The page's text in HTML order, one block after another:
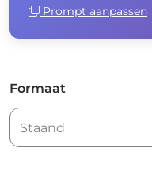
Over Luxxio
Prompt aanpassen
Formaat